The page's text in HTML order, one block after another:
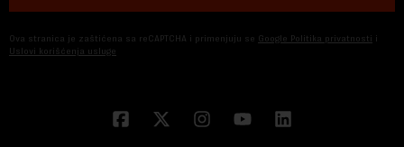
Ova stranica je zaštićena sa reCAPTCHA i primenjuju se Google Politika privatnosti i
Uslovi korišćenja usluge